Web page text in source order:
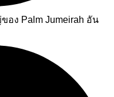
อง Palm Jumeirah อัน